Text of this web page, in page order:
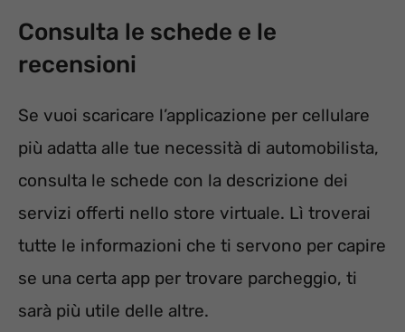
Consulta le schede e le
recensioni
Se vuoi scaricare l’applicazione per cellulare
più adatta alle tue necessità di automobilista,
consulta le schede con la descrizione dei
servizi offerti nello store virtuale. Lì troverai
tutte le informazioni che ti servono per capire
se una certa app per trovare parcheggio, ti
sarà più utile delle altre.